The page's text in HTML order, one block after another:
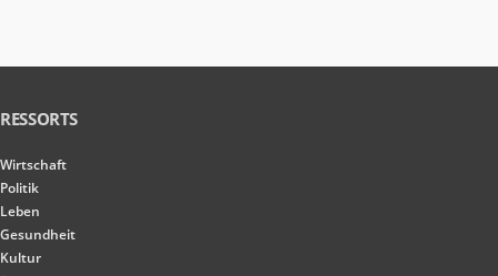
RESSORTS
Wirtschaft
Politik
Leben
Gesundheit
Kultur